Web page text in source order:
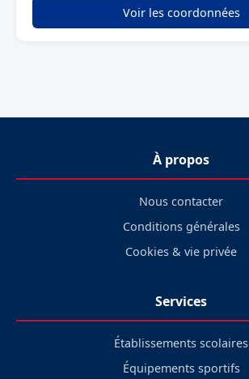
Voir les coordonnées
À propos
Nous contacter
Conditions générales
Cookies & vie privée
Services
Établissements scolaires
Équipements sportifs